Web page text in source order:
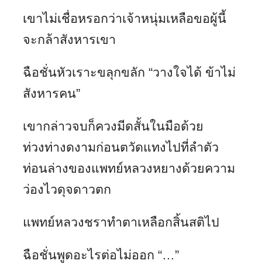
เขาไม่เชื่อหรอกว่าเจ้าหนุ่มเหลือขอผู้นี้
จะกล้าสังหารเขา
ฉือชั่นหัวเราะขลุกขลัก “วางใจได้ ข้าไม่
สังหารคน”
เขากล่าวจบก็ควงมีดสั้นในมือด้วย
ท่วงท่างดงามก่อนตวัดแทงไปที่ลำตัว
ท่อนล่างของแพทย์หลวงหยางด้วยความ
ว่องไวดุจดาวตก
แพทย์หลวงชราทำตาเหลือกสิ้นสติไป
ฉือชั่นพูดอะไรต่อไม่ออก “…”